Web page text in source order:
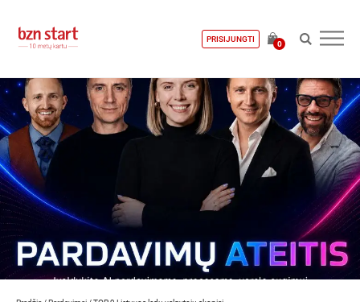
PRISIJUNGTI
0